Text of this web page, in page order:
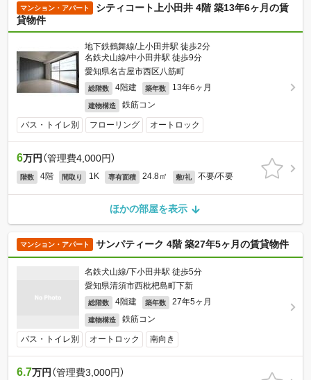
マンション・アパート
シティコート上小田井 4階 築13年6ヶ月の賃
貸物件
地下鉄鶴舞線/上小田井駅 徒歩2分
名鉄犬山線/中小田井駅 徒歩9分
愛知県名古屋市西区八筋町
総階数 4階建 築年数 13年6ヶ月
建物構造 鉄筋コン
バス・トイレ別 フローリング オートロック
6万円 （管理費4,000円）
階数 4階 間取り 1K 専有面積 24.8㎡ 敷/礼 不要/不要
ほかの部屋を表示
マンション・アパート サンパティーク 4階 築27年5ヶ月の賃貸物件
名鉄犬山線/下小田井駅 徒歩5分
愛知県清須市西枇杷島町下新
総階数 4階建 築年数 27年5ヶ月
建物構造 鉄筋コン
バス・トイレ別 オートロック 南向き
6.7万円 （管理費3,000円）